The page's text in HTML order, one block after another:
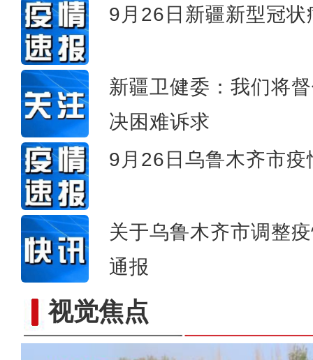
9月26日新疆新型冠
新疆卫健委：我们将
决困难诉求
9月26日乌鲁木齐市
关于乌鲁木齐市调整
通报
视觉焦点新疆昭苏为50多万只羊实